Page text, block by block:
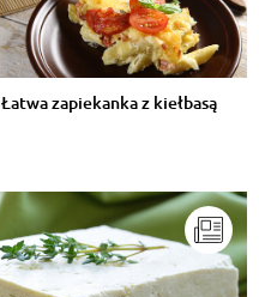
Łatwa zapiekanka z kiełbasą